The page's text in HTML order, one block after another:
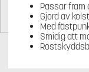
Passar fram
Gjord av
Med
Smidig att